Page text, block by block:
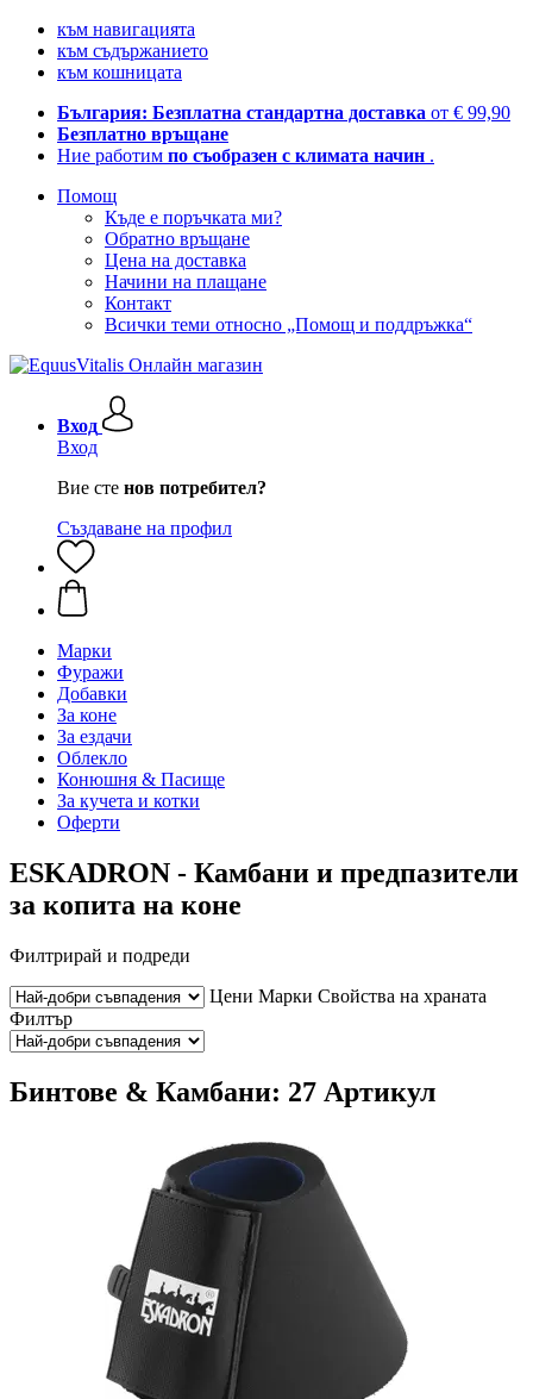
към навигацията
към съдържанието
към кошницата
България: Безплатна стандартна доставка от € 99,90
Безплатно връщане
Ние работим по съобразен с климата начин .
Помощ
Къде е поръчката ми?
Обратно връщане
Цена на доставка
Начини на плащане
Контакт
Всички теми относно „Помощ и поддръжка“
Вход
Вход
Вие сте нов потребител?
Създаване на профил
Марки
Фуражи
Добавки
За коне
За ездачи
Облекло
Конюшня & Пасище
За кучета и котки
Оферти
ESKADRON - Камбани и предпазители
за копита на коне
Филтрирай и подреди
Цени Марки Свойства на храната
Филтър
Бинтове & Камбани: 27 Артикул